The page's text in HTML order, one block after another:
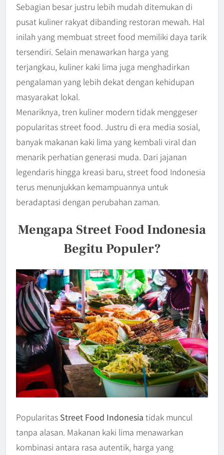
Sebagian besar justru lebih mudah ditemukan di
pusat kuliner rakyat dibanding restoran mewah. Hal
inilah yang membuat street food memiliki daya tarik
tersendiri. Selain menawarkan harga yang
terjangkau, kuliner kaki lima juga menghadirkan
pengalaman yang lebih dekat dengan kehidupan
masyarakat lokal.
Menariknya, tren kuliner modern tidak menggeser
popularitas street food. Justru di era media sosial,
banyak makanan kaki lima yang kembali viral dan
menarik perhatian generasi muda. Dari jajanan
legendaris hingga kreasi baru, street food Indonesia
terus menunjukkan kemampuannya untuk
beradaptasi dengan perubahan zaman.
Mengapa Street Food Indonesia
Begitu Populer?
Popularitas Street Food Indonesia tidak muncul
tanpa alasan. Makanan kaki lima menawarkan
kombinasi antara rasa autentik, harga yang